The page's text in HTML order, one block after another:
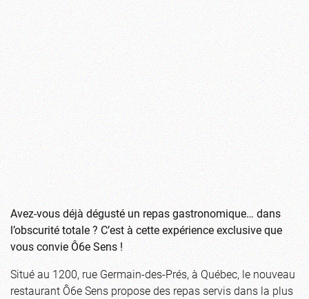
Avez-vous déjà dégusté un repas gastronomique… dans
l’obscurité totale ? C’est à cette expérience exclusive que
vous convie Ô6e Sens !
Situé au 1200, rue Germain-des-Prés, à Québec, le nouveau
restaurant Ô6e Sens propose des repas servis dans la plus